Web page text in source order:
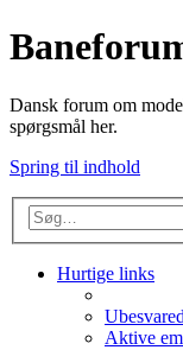
Dansk forum om
spørgsmål her.
Spring til indhold
Hurtige links
Aktive